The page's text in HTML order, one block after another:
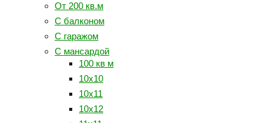
От 200 кв.м
С балконом
С гаражом
С мансардой
100 кв м
10x10
10x11
10x12